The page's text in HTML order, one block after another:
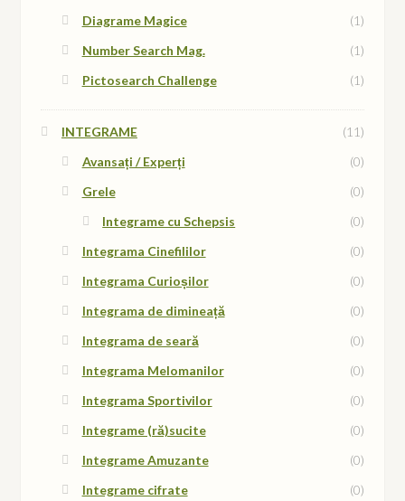
Diagrame Magice
(1)
Number Search Mag.
(1)
Pictosearch Challenge
(1)
INTEGRAME
(11)
Avansați / Experți
(0)
Grele
(0)
Integrame cu Schepsis
(0)
Integrama Cinefililor
(0)
Integrama Curioșilor
(0)
Integrama de dimineață
(0)
Integrama de seară
(0)
Integrama Melomanilor
(0)
Integrama Sportivilor
(0)
Integrame (ră)sucite
(0)
Integrame Amuzante
(0)
Integrame cifrate
(0)